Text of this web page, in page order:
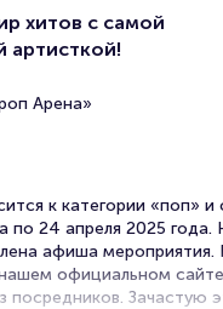
хитов с самой
артисткой!
Арена»
к категории «поп» и
по 24 апреля 2025 года.
афиша
официальном сайте
посредников. Зачастую